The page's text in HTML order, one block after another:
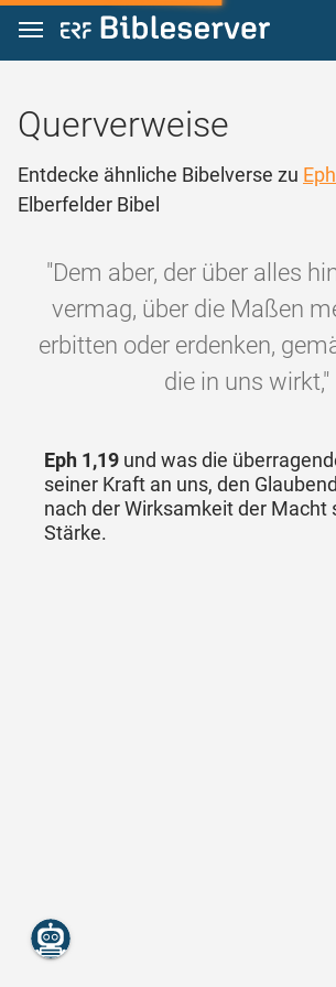
Zum Inhalt springen
Querverweise
Entdecke ähnliche Bibelverse zu
Elberfelder Bibel
"Dem aber, der über alles
vermag, über die Maßen
erbitten oder erdenken,
die in uns wirkt,"
Eph 1,19 und was die
seiner Kraft an uns, den
nach der Wirksamkeit der Macht
Stärke.